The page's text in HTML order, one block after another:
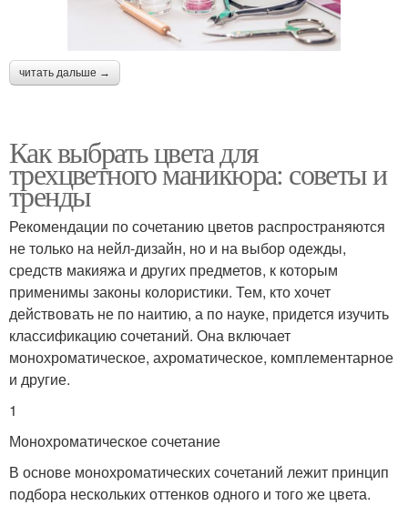
читать дальше →
Как выбрать цвета для
трехцветного маникюра: советы и
тренды
Рекомендации по сочетанию цветов распространяются
не только на нейл-дизайн, но и на выбор одежды,
средств макияжа и других предметов, к которым
применимы законы колористики. Тем, кто хочет
действовать не по наитию, а по науке, придется изучить
классификацию сочетаний. Она включает
монохроматическое, ахроматическое, комплементарное
и другие.
1
Монохроматическое сочетание
В основе монохроматических сочетаний лежит принцип
подбора нескольких оттенков одного и того же цвета.